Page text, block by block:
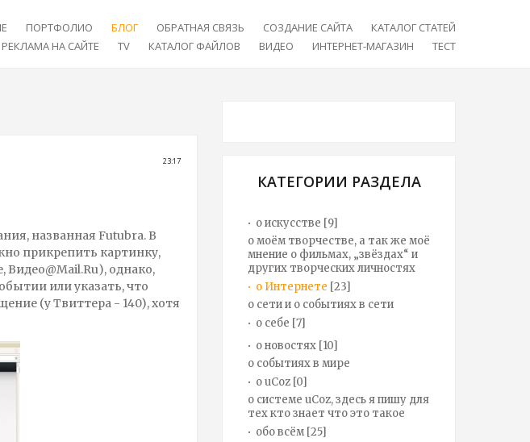
ПОРТФОЛИО БЛОГ ОБРАТНАЯ СВЯЗЬ СОЗДАНИЕ САЙТА
КАТАЛОГ СТАТЕЙ
РЕКЛАМА НА САЙТЕ TV КАТАЛОГ ФАЙЛОВ ВИДЕО ИНТЕРНЕТ-МАГАЗИН ТЕСТ
23:17
названная Futubra. В
прикрепить картинку,
Видео@Mail.Ru), однако,
или указать, что
(у Твиттера - 140), хотя
КАТЕГОРИИ РАЗДЕЛА
о искусстве [9]
о моём творчестве, а так же моё
мнение о фильмах, „звёздах“ и
других творческих личностях
о Интернете [23]
о сети и о событиях в сети
о себе [7]
о новостях [10]
о событиях в мире
о uCoz [0]
о системе uCoz, здесь я пишу для
тех кто знает что это такое
обо всём [25]